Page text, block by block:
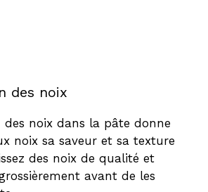
des noix
des noix dans la pâte donne
noix sa saveur et sa texture
des noix de qualité et
avant de les